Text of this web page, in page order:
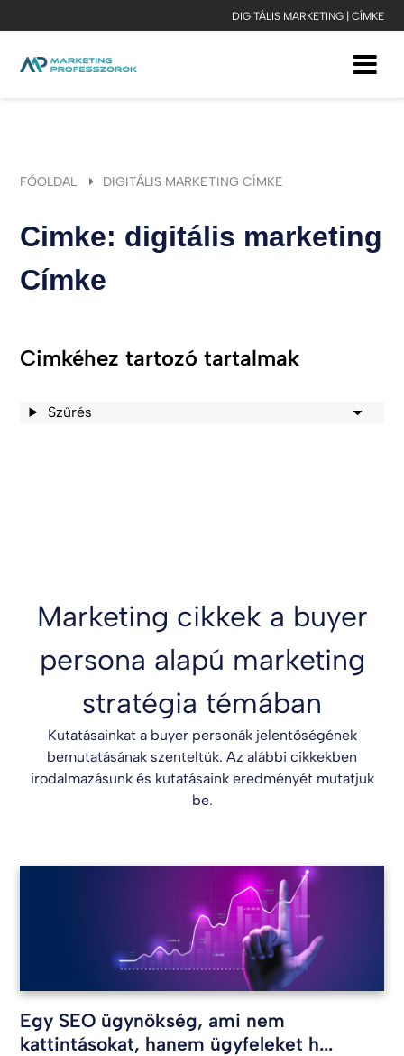
DIGITÁLIS MARKETING | CÍMKE
FŐOLDAL DIGITÁLIS MARKETING CÍMKE
Cimke: digitális marketing
Címke
Cimkéhez tartozó tartalmak
Szűrés
Marketing cikkek a buyer
persona alapú marketing
stratégia témában
Kutatásainkat a buyer personák jelentőségének
bemutatásának szenteltük. Az alábbi cikkekben
irodalmazásunk és kutatásaink eredményét mutatjuk
be.
Egy SEO ügynökség, ami nem
kattintásokat, hanem ügyfeleket h...